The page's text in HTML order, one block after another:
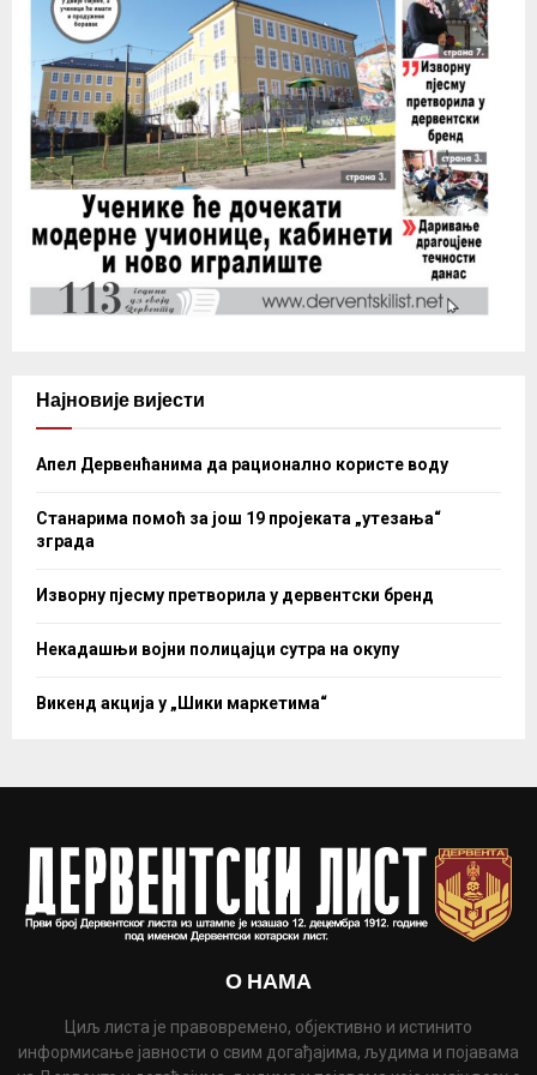
Најновије вијести
Апел Дервенћанима да рационално користе воду
Станарима помоћ за још 19 пројеката „утезања“
зграда
Изворну пјесму претворила у дервентски бренд
Некадашњи војни полицајци сутра на окупу
Викенд акција у „Шики маркетима“
О НАМА
Циљ листа је правовремено, објективно и истинито
информисање јавности о свим догађајима, људима и појавама